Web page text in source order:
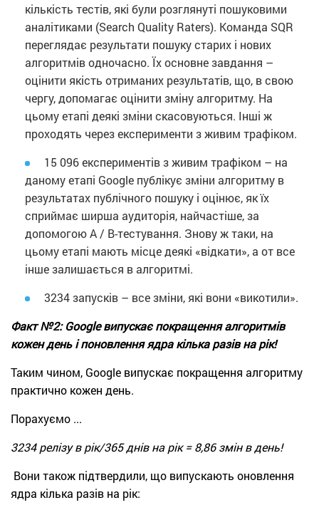
кількість тестів, які були розглянуті пошуковими
аналітиками (Search Quality Raters). Команда SQR
переглядає результати пошуку старих і нових
алгоритмів одночасно. Їх основне завдання –
оцінити якість отриманих результатів, що, в свою
чергу, допомагає оцінити зміну алгоритму. На
цьому етапі деякі зміни скасовуються. Інші ж
проходять через експерименти з живим трафіком.
15 096 експериментів з живим трафіком – на
даному етапі Google публікує зміни алгоритму в
результатах публічного пошуку і оцінює, як їх
сприймає ширша аудиторія, найчастіше, за
допомогою A / B-тестування. Знову ж таки, на
цьому етапі мають місце деякі «відкати», а от все
інше залишається в алгоритмі.
3234 запусків – все зміни, які вони «викотили».
Факт №2: Google випускає покращення алгоритмів
кожен день і поновлення ядра кілька разів на рік!
Таким чином, Google випускає покращення алгоритму
практично кожен день.
Порахуємо ...
3234 релізу в рік/365 днів на рік = 8,86 змін в день!
Вони також підтвердили, що випускають оновлення
ядра кілька разів на рік: